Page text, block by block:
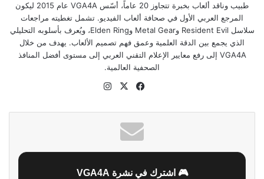
طبيب وناقد ألعاب بخبرة تتجاوز 20 عاماً، أسّس VGA4A عام 2015 ليكون
المرجع العربي الأول في صحافة ألعاب الفيديو. تشمل تغطيته مراجعات
سلاسل Resident Evil وMetal Gear وElden Ring، ويُعرف بأسلوبه التحليلي
الذي يجمع بين الدقة العلمية وعمق فهم تصميم الألعاب. يهدف من خلال
VGA4A إلى رفع معايير الإعلام التقني العربي إلى مستوى أفضل المنافذ
الصحفية العالمية.
موقع
فيسبوك
‫X
🎮 اشترك في نشرة VGA4A